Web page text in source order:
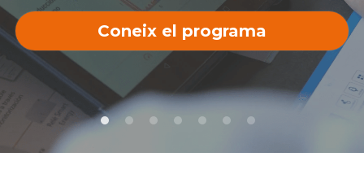
Español
English
info@gidomus.com
Contacte
Coneix el programa